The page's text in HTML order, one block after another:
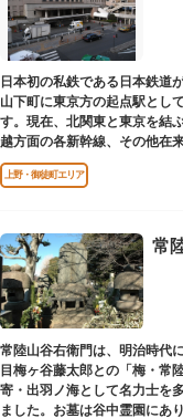
日本初の私鉄である日本鉄道
山下町に東京方の起点駅とし
す。現在、北関東と東京を結
越方面の各新幹線、その他在
口」として機能しています。
上野・御徒町エリア
常
常陸山谷右衛門は、明治時代
目梅ヶ谷藤太郎との「梅・常
寄・出羽ノ海として名力士を
ました。お墓は谷中霊園にあり